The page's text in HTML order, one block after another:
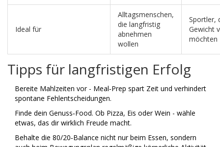
Ideal für
Alltagsmenschen,
die langfristig
abnehmen
wollen
Sportler,
Gewicht
möchten
Tipps für langfristigen Erfolg
Bereite Mahlzeiten vor - Meal‑Prep spart Zeit und verhindert
spontane Fehlentscheidungen.
Finde dein Genuss‑Food. Ob Pizza, Eis oder Wein - wähle
etwas, das dir wirklich Freude macht.
Behalte die 80/20‑Balance nicht nur beim Essen, sondern